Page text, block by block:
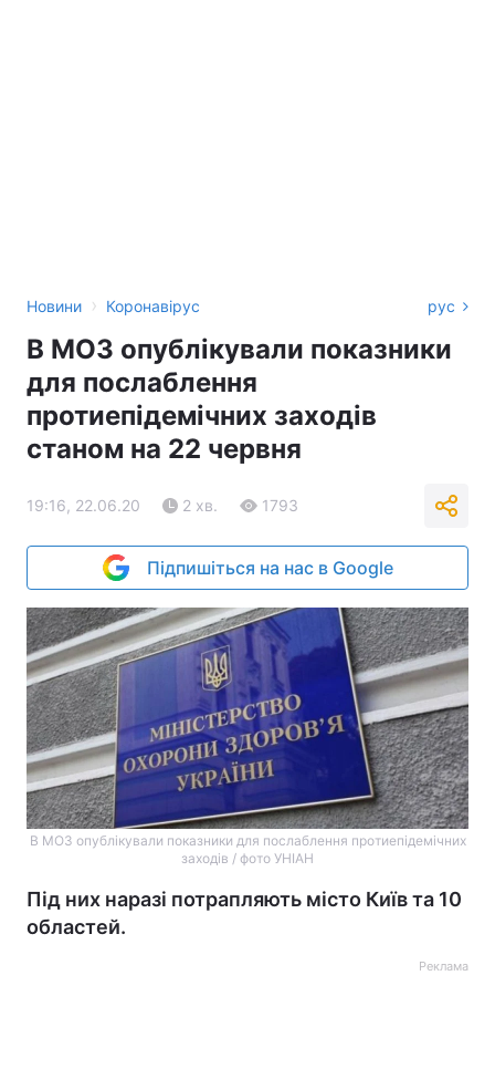
Новини › Коронавірус рус
В МОЗ опублікували показники
для послаблення
протиепідемічних заходів
станом на 22 червня
19:16, 22.06.20 2 хв. 1793
Підпишіться на нас в Google
В МОЗ опублікували показники для послаблення протиепідемічних
заходів / фото УНІАН
Під них наразі потрапляють місто Київ та 10
областей.
Реклама